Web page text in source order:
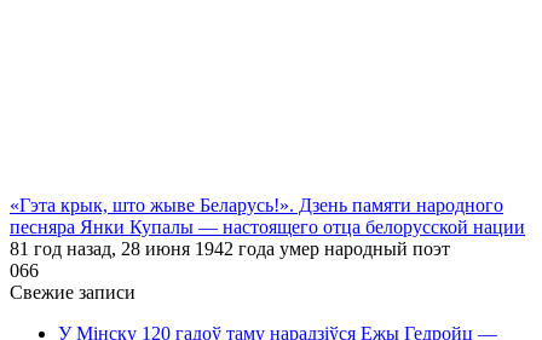
«Гэта крык, што жыве Беларусь!». Дзень памяти народного
песняра Янки Купалы — настоящего отца белорусской нации
81 год назад, 28 июня 1942 года умер народный поэт
066
Свежие записи
У Мінску 120 гадоў таму нарадзіўся Ежы Гедройц —